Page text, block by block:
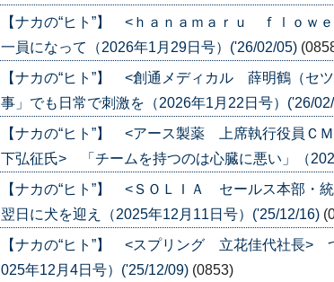
【ナカの“ヒト”】 <ｈａｎａｍａｒｕ ｆｌｏ
一員になって（2026年1月29日号）('26/02/05)
【ナカの“ヒト”】 <創通メディカル 薛明鶴（セ
事」でも日常で刺激を（2026年1月22日号）('26/
【ナカの“ヒト”】 <アース製薬 上席執行役員
下弘征氏> 「チームを持つのは心臓に悪い」（
【ナカの“ヒト”】 <ＳＯＬＩＡ セールス本部
翌日に犬を迎え（2025年12月11日号）('25/12/16)
【ナカの“ヒト”】 <スプリング 立花佳代社長>
025年12月4日号）('25/12/09) (0853)